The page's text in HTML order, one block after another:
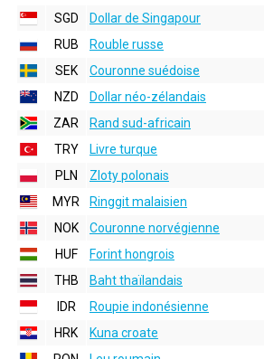
SGD
Dollar de Singapour
RUB
Rouble russe
SEK
Couronne suédoise
NZD
Dollar néo-zélandais
ZAR
Rand sud-africain
TRY
Livre turque
PLN
Zloty polonais
MYR
Ringgit malaisien
NOK
Couronne norvégienne
HUF
Forint hongrois
THB
Baht thaïlandais
IDR
Roupie indonésienne
HRK
Kuna croate